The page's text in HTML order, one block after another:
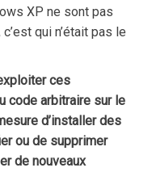
XP ne sont pas
qui n’était pas le
ces
code arbitraire sur le
d’installer des
ou de supprimer
de nouveaux